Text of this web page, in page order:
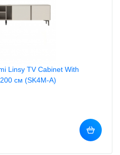
Linsy TV Cabinet With
см (SK4M-A)